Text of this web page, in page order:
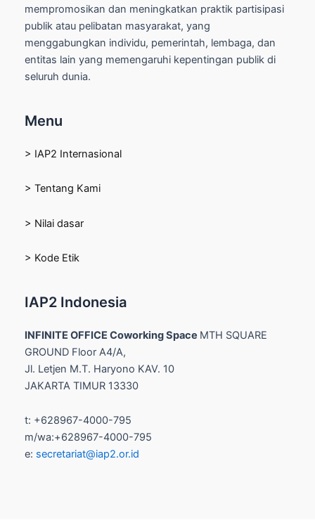
mempromosikan dan meningkatkan praktik partisipasi
publik atau pelibatan masyarakat, yang
menggabungkan individu, pemerintah, lembaga, dan
entitas lain yang memengaruhi kepentingan publik di
seluruh dunia.
Menu
> IAP2 Internasional
> Tentang Kami
> Nilai dasar
> Kode Etik
IAP2 Indonesia
INFINITE OFFICE Coworking Space MTH SQUARE
GROUND Floor A4/A,
Jl. Letjen M.T. Haryono KAV. 10
JAKARTA TIMUR 13330
t: +628967-4000-795
m/wa:+628967-4000-795
e: secretariat@iap2.or.id